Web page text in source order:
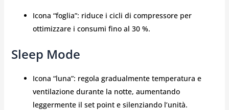
Icona “foglia”: riduce i cicli di compressore per
ottimizzare i consumi fino al 30 %.
Sleep Mode
Icona “luna”: regola gradualmente temperatura e
ventilazione durante la notte, aumentando
leggermente il set point e silenziando l’unità.